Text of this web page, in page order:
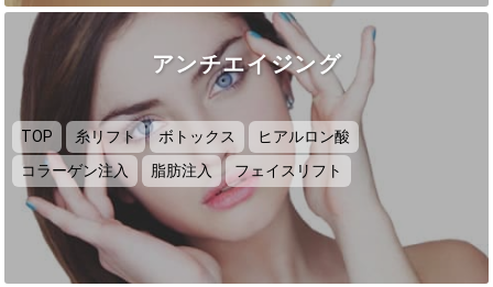
アンチエイジング
TOP 糸リフト ボトックス
ヒアルロン酸
コラーゲン注入
脂肪注入 フェイスリフト